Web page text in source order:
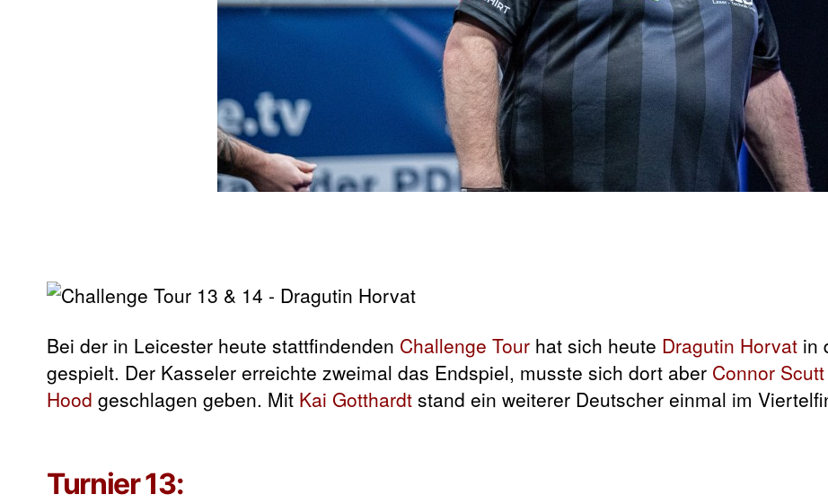
Bei der in Leicester heute stattfindenden Challenge Tour hat sich heute Dragutin Horvat in
gespielt. Der Kasseler erreichte zweimal das Endspiel, musste sich dort aber Connor Scutt
Hood geschlagen geben. Mit Kai Gotthardt stand ein weiterer Deutscher einmal im
Turnier 13: